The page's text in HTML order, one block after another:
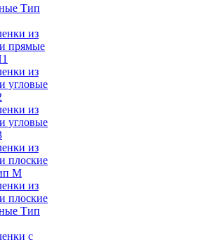
Тип
из
прямые
из
угловые
из
угловые
из
плоские
M
из
плоские
Тип
с